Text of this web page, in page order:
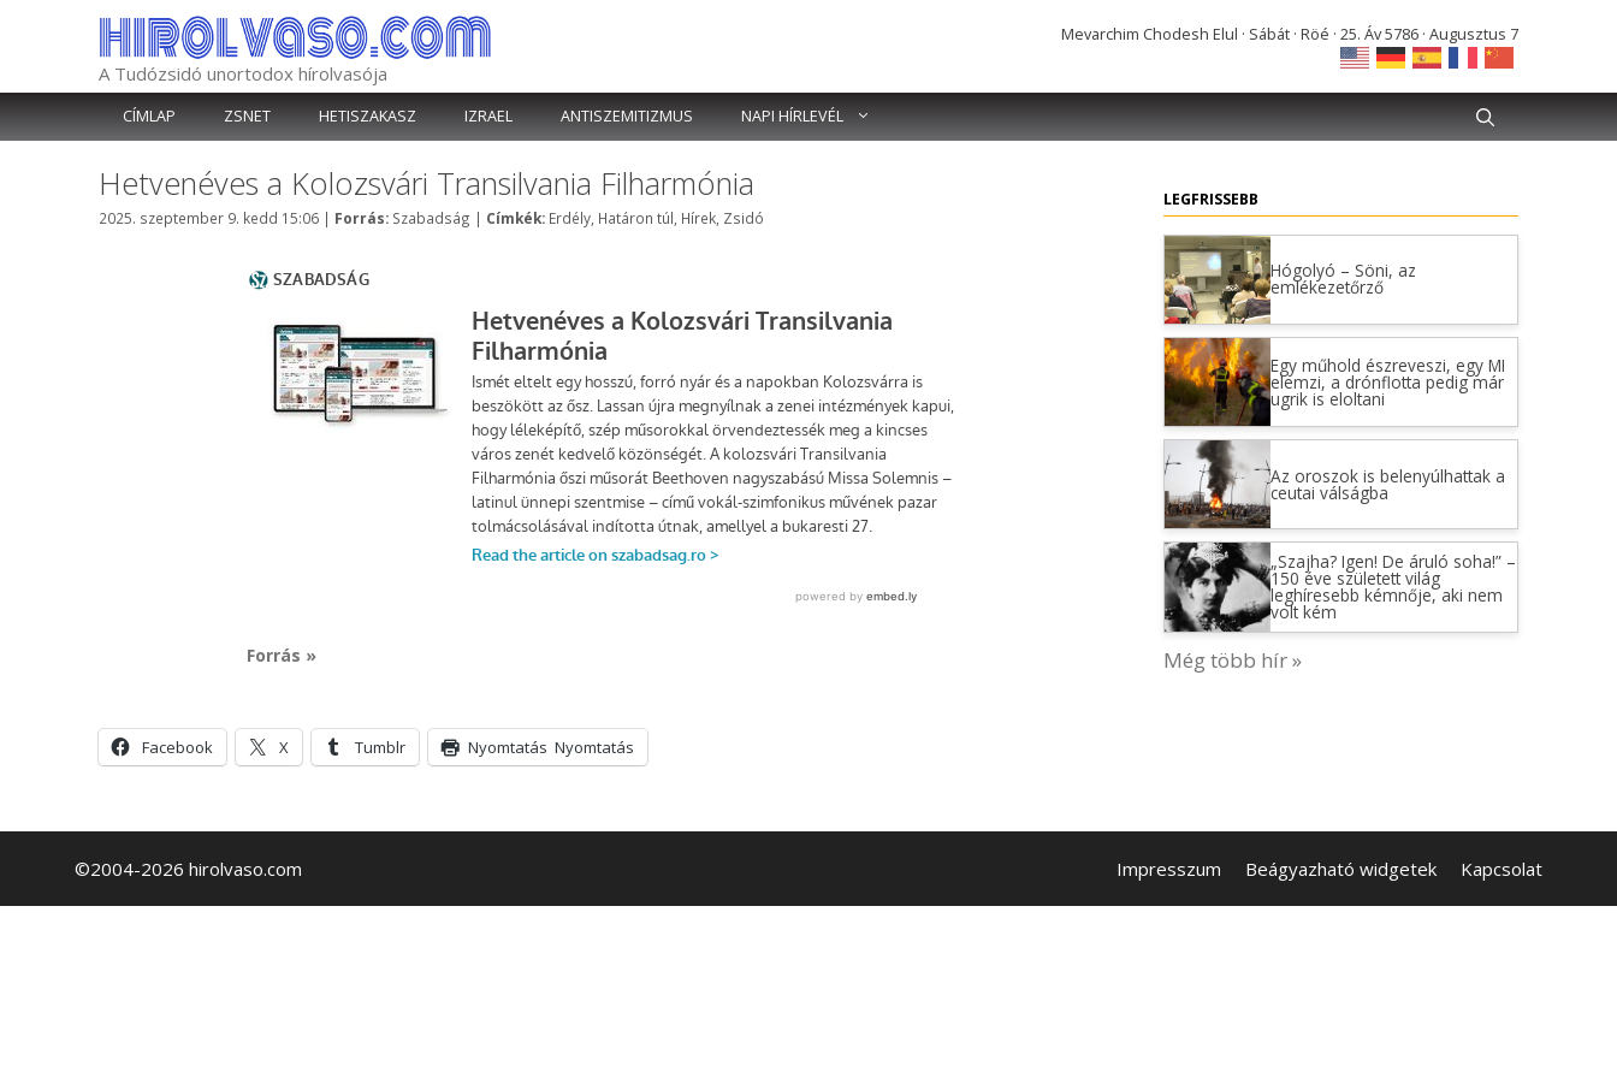
A Tudózsidó unortodox hírolvasója
Mevarchim Chodesh Elul · Sábát · Röé · 25. Áv 5786 · Augusztus 7
CÍMLAP ZSNET HETISZAKASZ IZRAEL ANTISZEMITIZMUS NAPI HÍRLEVÉL
Hetvenéves a Kolozsvári Transilvania Filharmónia
2025. szeptember 9. kedd 15:06 | Forrás: Kategória
Szabadság | Címkék: Címkék
Erdély Határon túl Hírek Zsidó
Forrás »
Facebook X Tumblr Nyomtatás Nyomtatás
LEGFRISSEBB
Hógolyó – Söni, az
emlékezetőrző
Egy műhold észreveszi, egy MI
elemzi, a drónflotta pedig már
ugrik is eloltani
Az oroszok is belenyúlhattak a
ceutai válságba
„Szajha? Igen! De áruló soha!” –
150 éve született világ
leghíresebb kémnője, aki nem
volt kém
Még több hír »
Impresszum Beágyazható widgetek Kapcsolat
©2004-2026 hirolvaso.com